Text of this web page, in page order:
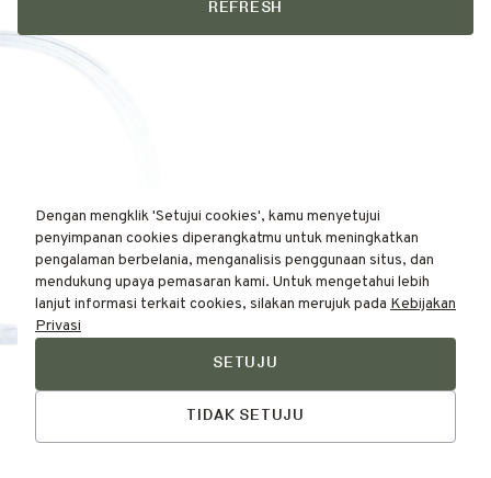
REFRESH
Dengan mengklik 'Setujui cookies', kamu menyetujui
penyimpanan cookies diperangkatmu untuk meningkatkan
pengalaman berbelania, menganalisis penggunaan situs, dan
mendukung upaya pemasaran kami. Untuk mengetahui lebih
lanjut informasi terkait cookies, silakan merujuk pada Kebijakan
Privasi
SETUJU
TIDAK SETUJU
Find Your